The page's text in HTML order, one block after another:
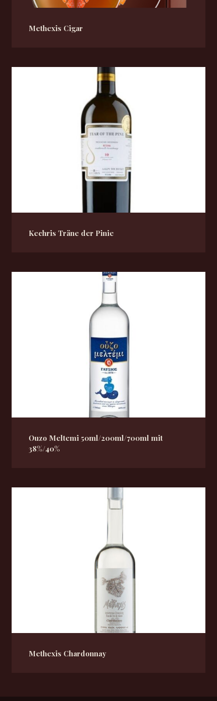
Methexis Cigar
Kechris Träne der Pinie
Ouzo Meltemi 50ml/200ml/700ml mit
38%/40%
Methexis Chardonnay